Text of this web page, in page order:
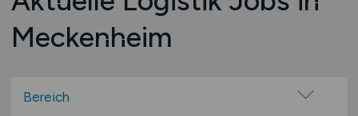
Meckenheim
Bereich